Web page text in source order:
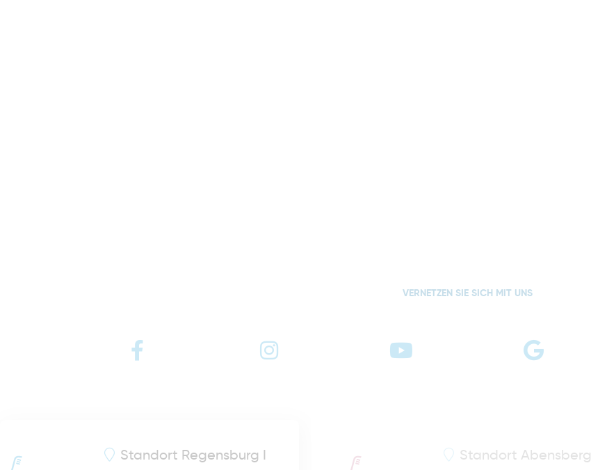
VERNETZEN SIE SICH MIT UNS
Standort Regensburg I Standort Abensberg